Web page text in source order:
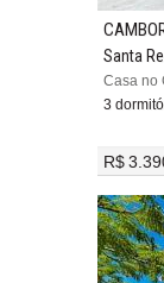
Santa
3
R$